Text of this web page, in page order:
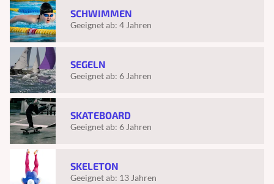
SCHWIMMEN
Geeignet ab: 4 Jahren
SEGELN
Geeignet ab: 6 Jahren
SKATEBOARD
Geeignet ab: 6 Jahren
SKELETON
Geeignet ab: 13 Jahren